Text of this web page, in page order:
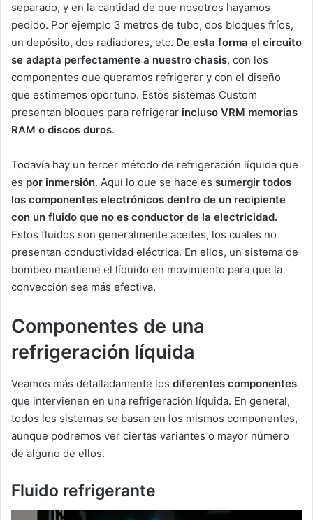
separado, y en la cantidad de que nosotros hayamos
pedido. Por ejemplo 3 metros de tubo, dos bloques fríos,
un depósito, dos radiadores, etc. De esta forma el circuito
se adapta perfectamente a nuestro chasis, con los
componentes que queramos refrigerar y con el diseño
que estimemos oportuno. Estos sistemas Custom
presentan bloques para refrigerar incluso VRM memorias
RAM o discos duros.
Todavía hay un tercer método de refrigeración líquida que
es por inmersión. Aquí lo que se hace es sumergir todos
los componentes electrónicos dentro de un recipiente
con un fluido que no es conductor de la electricidad.
Estos fluidos son generalmente aceites, los cuales no
presentan conductividad eléctrica. En ellos, un sistema de
bombeo mantiene el líquido en movimiento para que la
convección sea más efectiva.
Componentes de una
refrigeración líquida
Veamos más detalladamente los diferentes componentes
que intervienen en una refrigeración líquida. En general,
todos los sistemas se basan en los mismos componentes,
aunque podremos ver ciertas variantes o mayor número
de alguno de ellos.
Fluido refrigerante